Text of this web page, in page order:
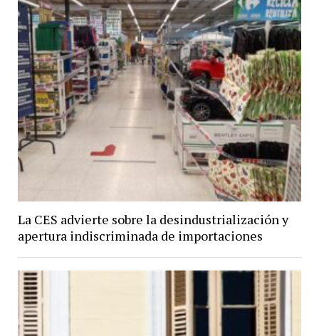
La CES advierte sobre la desindustrialización y
apertura indiscriminada de importaciones